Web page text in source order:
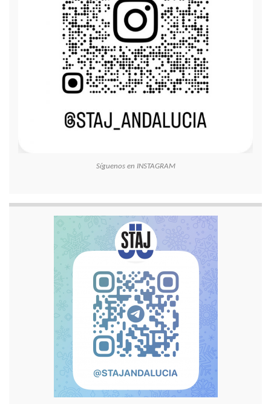
Síguenos en INSTAGRAM